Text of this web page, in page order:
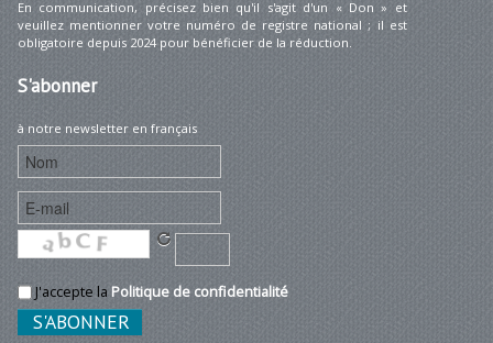
En communication, précisez bien qu'il s'agit d'un « Don » et
veuillez mentionner votre numéro de registre national ; il est
obligatoire depuis 2024 pour bénéficier de la réduction.
S'abonner
à notre newsletter en français
J'accepte la Politique de confidentialité